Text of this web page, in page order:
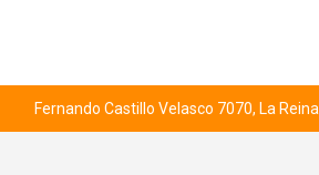
Fernando Castillo Velasco 7070, La Reina